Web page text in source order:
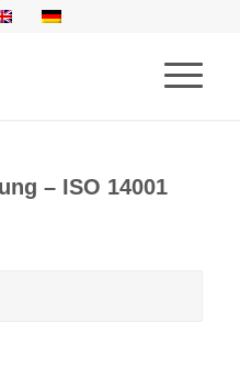
– ISO 14001